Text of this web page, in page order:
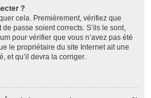
?
cela. Premièrement, vérifiez que
passe soient corrects. S’ils le sont,
pour vérifier que vous n’avez pas été
le propriétaire du site Internet ait une
et qu’il devra la corriger.